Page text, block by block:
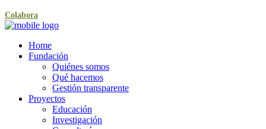
Colabora
Home
Fundación
Quiénes somos
Qué hacemos
Gestión transparente
Proyectos
Educación
Investigación